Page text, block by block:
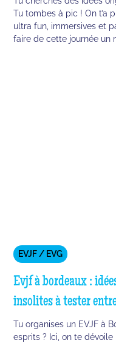
Tu tombes à pic ! On t’a
ultra fun, immersives et
faire de cette journée un
EVJF / EVG
Evjf à bordeaux :
insolites à tester
Tu organises un EVJF à
esprits ? Ici, on te